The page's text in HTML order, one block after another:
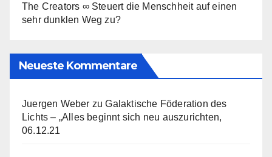
The Creators ∞ Steuert die Menschheit auf einen
sehr dunklen Weg zu?
Neueste Kommentare
Juergen Weber zuGalaktische Föderation des
Lichts – „Alles beginnt sich neu auszurichten,
06.12.21